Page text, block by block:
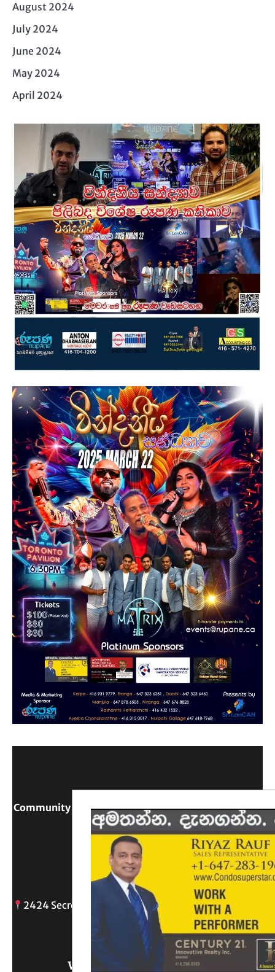
August 2024
July 2024
June 2024
May 2024
April 2024
Community Digital Platform Connecting Sri Lanka &
Canada
Reach Out
2424 Secreto drive, Oshawa, ON
info@
Write Us What You Think